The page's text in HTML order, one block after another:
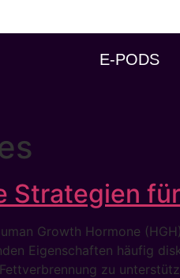
E-PODS
Strategien
Growth Hormone
Eigenschaften häufig
zu